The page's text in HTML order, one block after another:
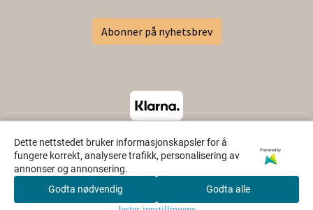
Dette nettstedet bruker informasjonskapsler for å
fungere korrekt, analysere trafikk, personalisering av
annonser og annonsering.
Powered by
Godta nødvendig Godta alle
Abonner på nyhetsbrev